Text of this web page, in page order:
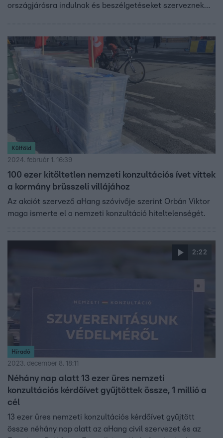
országjárásra indulnak és beszélgetéseket szerveznek
az egészségügy helyzetéről.
Külföld
2024. február 1. 16:39
100 ezer kitöltetlen nemzeti konzultációs ívet vittek
a kormány brüsszeli villájához
Az akciót szervező aHang szóvivője szerint Orbán Viktor
maga ismerte el a nemzeti konzultáció hiteltelenségét.
2:22
Híradó
2023. december 8. 18:11
Néhány nap alatt 13 ezer üres nemzeti
konzultációs kérdőívet gyűjtöttek össze, 1 millió a
cél
13 ezer üres nemzeti konzultációs kérdőívet gyűjtött
össze néhány nap alatt az aHang civil szervezet és az